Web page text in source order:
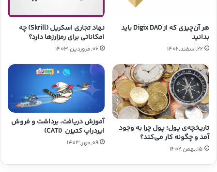
هر آن‌چیزی که از Digix DAO باید
بدانید
22,اسفند,1402
نهاد تجاری اسکریل (Skrill) چه
امکاناتی برای رمزارزها دارد؟
06,فروردین,1403
تاریخچه‌ی پول؛ پول چرا به وجود
آمد و چگونه کار می‌کند؟
15,بهمن,1402
آموزش دریافت، برداشت و فروش
ایردراپ کتیزن (CATI)
09,مهر,1403